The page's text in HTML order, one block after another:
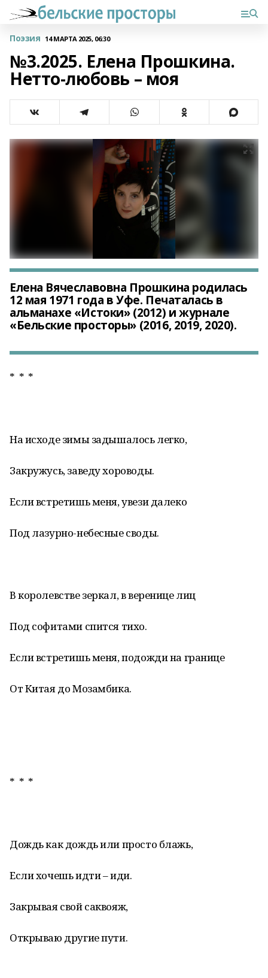
Поэзия 14 МАРТА 2025, 06:30
№3.2025. Елена Прошкина.
Нетто-любовь – моя
Елена Вячеславовна Прошкина родилась
12 мая 1971 года в Уфе. Печаталась в
альманахе «Истоки» (2012) и журнале
«Бельские просторы» (2016, 2019, 2020).
* * *
На исходе зимы задышалось легко,
Закружусь, заведу хороводы.
Если встретишь меня, увези далеко
Под лазурно-небесные своды.
В королевстве зеркал, в веренице лиц
Под софитами спится тихо.
Если встретишь меня, подожди на границе
От Китая до Мозамбика.
* * *
Дождь как дождь или просто блажь,
Если хочешь идти – иди.
Закрывая свой саквояж,
Открываю другие пути.